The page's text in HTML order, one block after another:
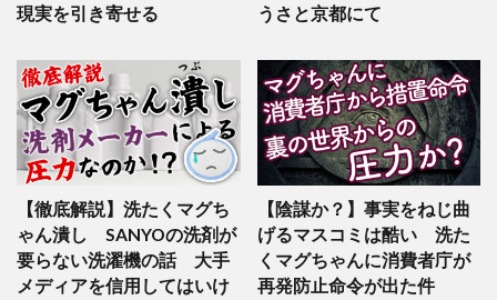
現実を引き寄せる
うさと京都にて
【徹底解説】洗たくマグち
ゃん潰し SANYOの洗剤が
要らない洗濯機の話 大手
メディアを信用してはいけ
【陰謀か？】事実をねじ曲
げるマスコミは酷い 洗た
くマグちゃんに消費者庁が
再発防止命令が出た件